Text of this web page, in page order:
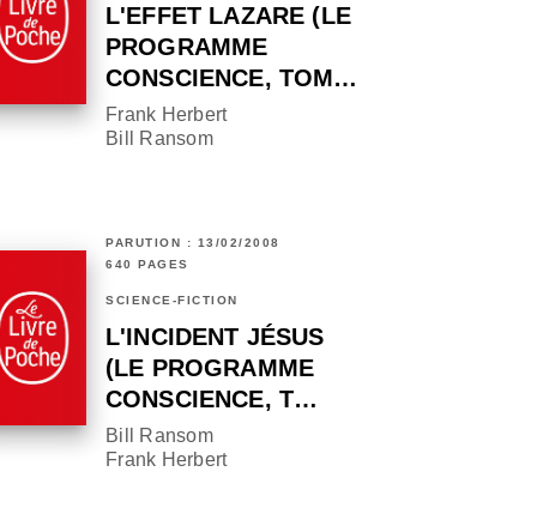
L'EFFET LAZARE (LE
PROGRAMME
CONSCIENCE, TOM…
Frank Herbert
Bill Ransom
PARUTION : 13/02/2008
640 PAGES
SCIENCE-FICTION
L'INCIDENT JÉSUS
(LE PROGRAMME
CONSCIENCE, T…
Bill Ransom
Frank Herbert